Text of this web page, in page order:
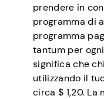
prendere in
programma di
programma
tantum per
significa che
utilizzando il
circa $ 1,20. La